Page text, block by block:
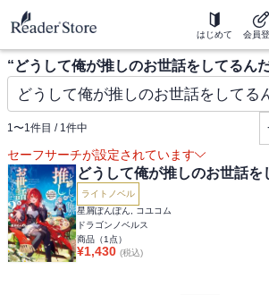
はじめて 会員
“どうして俺が推しのお世話をしてるん
1〜1件目 / 1件中
セーフサーチが設定されています
どうして俺が推しのお世話を
ライトノベル
星屑ぽんぽん, コユコム
ドラゴンノベルス
商品（1 点）
¥1,430 (税込)